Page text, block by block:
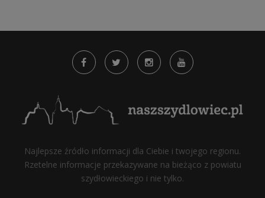
Najlepsze źródło informacji dla Ciebie i twojego regionu.
Rzetelne informacje przekazywane na bieżąco z powiatu
szydłowieckiego i nie tylko.